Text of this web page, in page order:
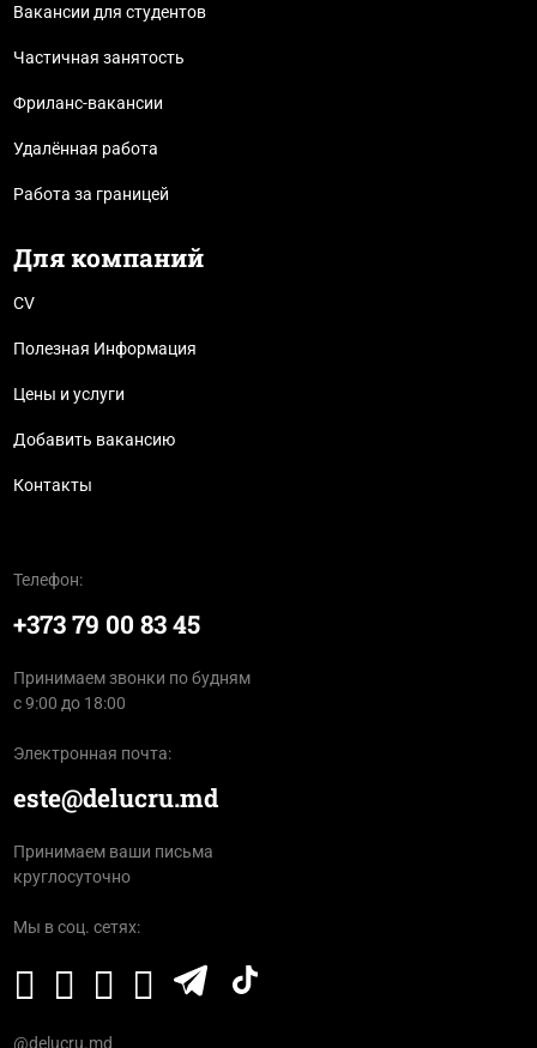
Вакансии для студентов
Частичная занятость
Фриланс-вакансии
Удалённая работа
Работа за границей
Для компаний
CV
Полезная Информация
Цены и услуги
Добавить вакансию
Контакты
Телефон:
+373 79 00 83 45
Принимаем звонки по будням
с 9:00 до 18:00
Электронная почта:
este@delucru.md
Принимаем ваши письма
круглосуточно
Мы в соц. сетях:
@delucru.md